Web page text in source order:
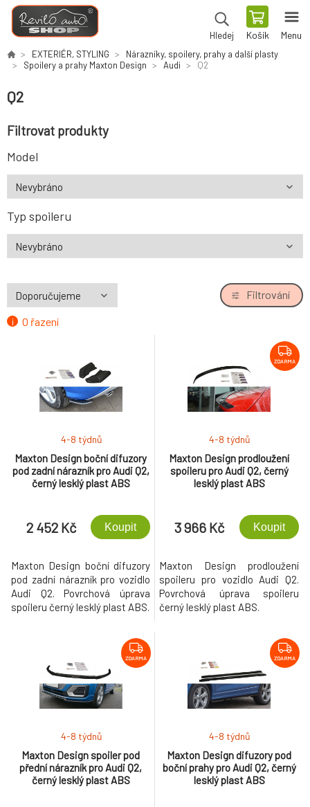
Hledej Košík Menu
EXTERIÉR, STYLING
Nárazníky, spoilery, prahy a další plasty
Spoilery a prahy Maxton Design
Audi Q2
Q2
Filtrovat produkty
Model
Typ spoileru
O řazení
Filtrování
Maxton Design boční difuzory
pod zadní nárazník pro Audi Q2,
černý lesklý plast ABS
4-8 týdnů
2 452 Kč Koupit
Maxton Design boční difuzory
pod zadní nárazník pro vozidlo
Audi Q2. Povrchová úprava
spoileru černý lesklý plast ABS.
ZDARMA
Maxton Design prodloužení
spoileru pro Audi Q2, černý
lesklý plast ABS
4-8 týdnů
3 966 Kč Koupit
Maxton Design prodloužení
spoileru pro vozidlo Audi Q2.
Povrchová úprava spoileru
černý lesklý plast ABS.
ZDARMA
Maxton Design spoiler pod
přední nárazník pro Audi Q2,
černý lesklý plast ABS
4-8 týdnů
ZDARMA
Maxton Design difuzory pod
boční prahy pro Audi Q2, černý
lesklý plast ABS
4-8 týdnů